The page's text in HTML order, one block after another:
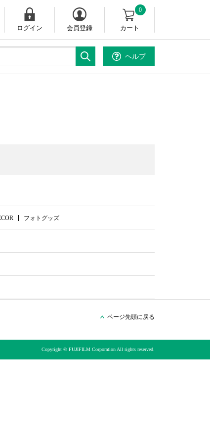
ログイン 会員登録 カート
0
ヘルプ
フォトグッズ
ページ先頭に戻る
Copyright © FUJIFILM Corporation All rights reserved.